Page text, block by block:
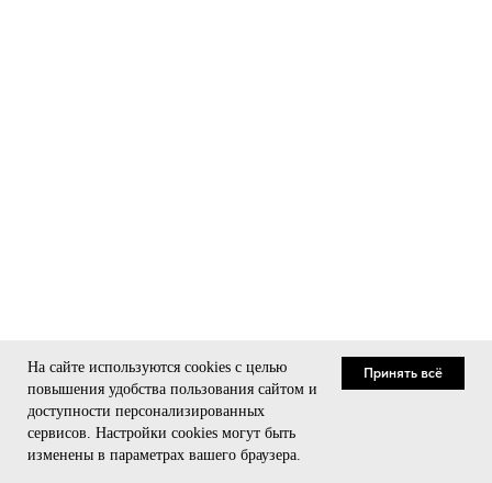
На сайте используются cookies с целью
повышения удобства пользования сайтом и
доступности персонализированных
сервисов. Настройки cookies могут быть
изменены в параметрах вашего браузера.
Принять всё